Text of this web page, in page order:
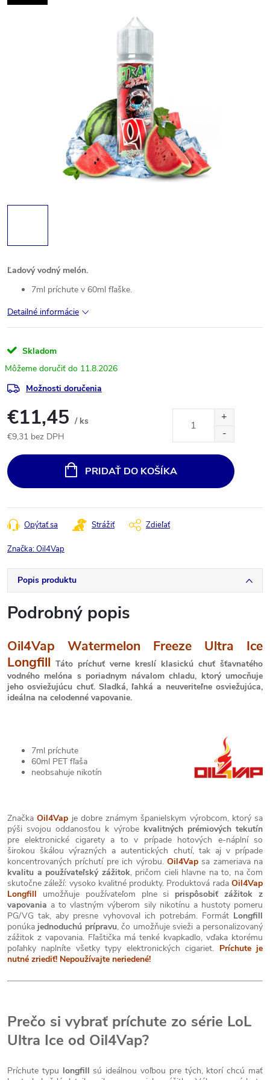
Ľadový vodný melón.
7ml príchute v 60ml fľaške.
Detailné informácie
Skladom
11.8.2026
Možnosti doručenia
€11,45 / ks
€9,31 bez DPH
cena:
PRIDAŤ DO KOŠÍKA
Opýtať sa Strážiť Zdieľať
Značka:Oil4Vap
Popis produktu
Podrobný popis
Oil4Vap Watermelon Freeze Ultra Ice
Longfill Táto príchuť verne kreslí klasickú chuť šťavnatého
vodného melóna s poriadnym návalom chladu, ktorý umocňuje
jeho osviežujúcu chuť. Sladká, ľahká a neuveriteľne osviežujúca,
ideálna na celodenné vapovanie.
7ml príchute
60ml PET fľaša
neobsahuje nikotín
ZnačkaOil4Vap je dobre známym španielskym výrobcom, ktorý sa
pýši svojou oddanosťou k výrobe kvalitných prémiových tekutín
pre elektronické cigarety a to v prípade hotových e-náplní so
širokou škálou výrazných a autentických chutí, tak aj v prípade
koncentrovaných príchutí pre ich výrobu. Oil4Vapsa zameriava na
kvalitu a používateľský zážitok, pričom cieli hlavne na to, na čom
skutočne záleží: vysoko kvalitné produkty. Produktová rada Oil4Vap
Longfill umožňuje používateľom plne si prispôsobiť zážitok z
vapovania a to vlastným výberom sily nikotínu a hustoty pomeru
PG/VG tak, aby presne vyhovoval ich potrebám. Formát Longfill
ponúkajednoduchú prípravu, čo umožňuje svieži a personalizovaný
zážitok z vapovania. Fľaštička má tenké kvapkadlo, vďaka ktorému
poľahky naplníte všetky typy elektronických cigariet. Príchute je
nutné zriediť! Nepoužívajte neriedené!
Prečo si vybrať príchute zo série LoL
Ultra Ice od Oil4Vap?
Príchute typu longfill sú ideálnou voľbou pre tých, ktorí chcú mať